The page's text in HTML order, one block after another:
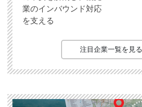
業のインバウンド対応
を支える
注目企業一覧を見る